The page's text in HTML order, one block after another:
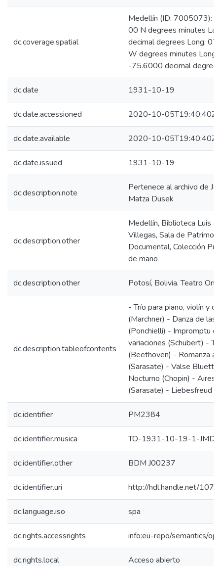
dc.coverage.spatial
Medellín (ID: 7005073):
00 N degrees minutes
decimal degrees Long:
W degrees minutes Long:
-75.6000 decimal degrees
dc.date 1931-10-19
dc.date.accessioned 2020-10-05T19:40:40Z
dc.date.available 2020-10-05T19:40:40Z
dc.date.issued 1931-10-19
dc.description.note
Pertenece al archivo de
Matza Dusek
dc.description.other
Medellín, Biblioteca Luis
Villegas, Sala de
Documental, Colección
de mano
dc.description.other Potosí, Bolivia. Teatro
dc.description.tableofcontents
- Trío para piano, violín y
(Marchner) - Danza de las
(Ponchielli) - Impromptu
variaciones (Schubert) -
(Beethoven) - Romanza
(Sarasate) - Valse
Nocturno (Chopin) - Aires
(Sarasate) - Liebesfreud
dc.identifier PM2384
dc.identifier.musica TO-1931-10-19-1-JMD
dc.identifier.other BDM J00237
dc.identifier.uri http://hdl.handle.net/
dc.language.iso spa
dc.rights.accessrights info:eu-repo/semantics/
dc.rights.local Acceso abierto